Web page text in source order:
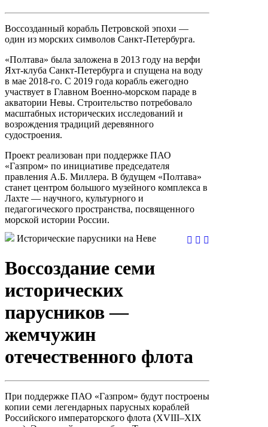
Воссозданный корабль Петровской эпохи —
один из морских символов Санкт-Петербурга.
«Полтава» была заложена в 2013 году на верфи
Яхт-клуба Санкт-Петербурга и спущена на воду
в мае 2018-го. С 2019 года корабль ежегодно
участвует в Главном Военно-морском параде в
акватории Невы. Строительство потребовало
масштабных исторических исследований и
возрождения традиций деревянного
судостроения.
Проект реализован при поддержке ПАО
«Газпром» по инициативе председателя
правления А.Б. Миллера. В будущем «Полтава»
станет центром большого музейного комплекса в
Лахте — научного, культурного и
педагогического пространства, посвященного
морской истории России.
Исторические парусники на Неве
Воссоздание семи
исторических
парусников —
жемчужин
отечественного флота
При поддержке ПАО «Газпром» будут построены
копии семи легендарных парусных кораблей
Российского императорского флота (XVIII–XIX